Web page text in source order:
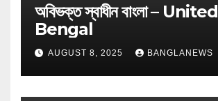
অবিভক্ত স্বাধীন বাংলা – United
Bengal
AUGUST 8, 2025 BANGLANEWS